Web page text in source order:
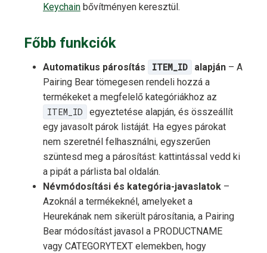
Keychain bővítményen keresztül.
Főbb funkciók
Automatikus párosítás ITEM_ID alapján– A
Pairing Bear tömegesen rendeli hozzá a
termékeket a megfelelő kategóriákhoz az
ITEM_ID
egyeztetése alapján, és összeállít
egy javasolt párok listáját. Ha egyes párokat
nem szeretnél felhasználni, egyszerűen
szüntesd meg a párosítást: kattintással vedd ki
a pipát a párlista bal oldalán.
Névmódosítási és kategória-javaslatok –
Azoknál a termékeknél, amelyeket a
Heurekának nem sikerült párosítania, a Pairing
Bear módosítást javasol a PRODUCTNAME
vagy CATEGORYTEXT elemekben, hogy